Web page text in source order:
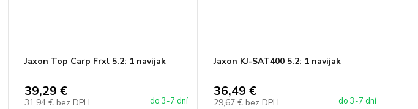
Jaxon Top Carp Frxl 5.2: 1 navijak
39,29 €
31,94 € bez DPH do 3-7 dní
Jaxon KJ-SAT400 5.2: 1 navijak
36,49 €
29,67 € bez DPH do 3-7 dní